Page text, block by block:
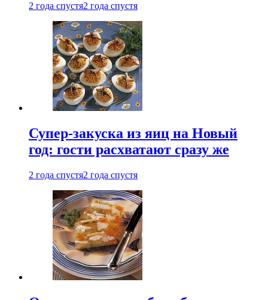
2 года спустя2 года спустя
Супер-закуска из яиц на Новый
год: гости расхватают сразу же
2 года спустя2 года спустя